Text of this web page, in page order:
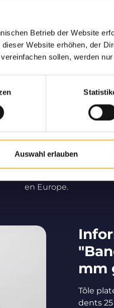
Betrieb der Website
Website erhöhen, der
sollen, werden
Auswahl erlauben
une
Partenaire
et la vente
apiculture et notre service
en Europe.
mm
Tôle
dents